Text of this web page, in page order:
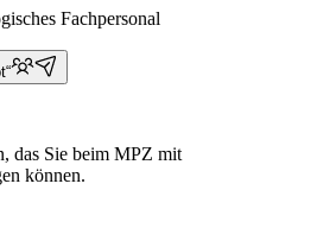
Fachpersonal
das Sie beim MPZ mit
können.